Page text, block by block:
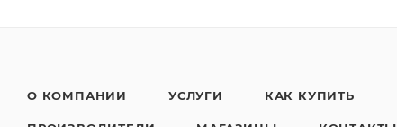
О КОМПАНИИ УСЛУГИ КАК КУПИТЬ